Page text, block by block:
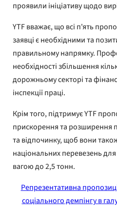
проявили ініціативу щодо
YTF вважає, що всі п'ять
заявці є необхідними та
правильному напрямку.
необхідності збільшення
дорожньому секторі та
інспекції праці.
Крім того, підтримує YTF
прискорення та розширення
та відпочинку, щоб вони
національних перевезень
вагою до 2,5 тонн.
Репрезентативна
соціального демпінгу в